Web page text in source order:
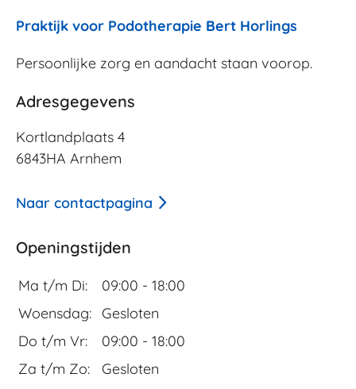
Praktijk voor Podotherapie Bert Horlings
Persoonlijke zorg en aandacht staan voorop.
Adresgegevens
Kortlandplaats 4
6843HA Arnhem
Naar contactpagina
Openingstijden
Ma t/m Di:
09:00 - 18:00
Woensdag: Gesloten
Do t/m Vr:
09:00 - 18:00
Za t/m Zo:
Gesloten